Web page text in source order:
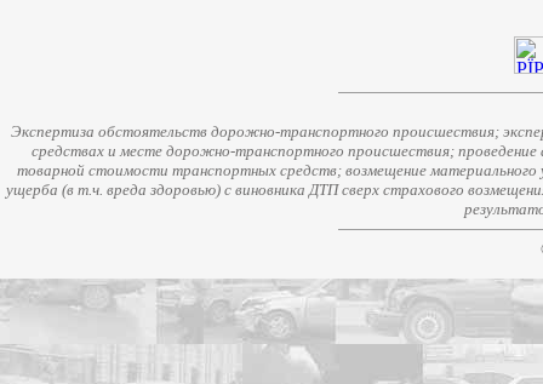
Экспертиза обстоятельств дорожно-транспортного происшествия;
средствах и месте дорожно-транспортного происшествия;
товарной стоимости транспортных средств; возмещение
ущерба (в т.ч. вреда здоровью) с виновника ДТП сверх страхового